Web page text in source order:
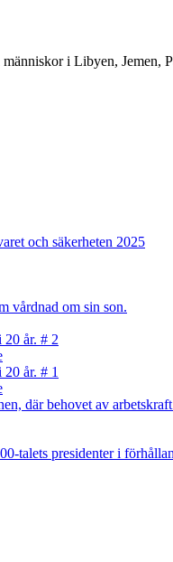
i Libyen,
och säkerheten 2025
vårdnad om sin son.
år. # 2
år. # 1
där behovet av
talets presidenter i